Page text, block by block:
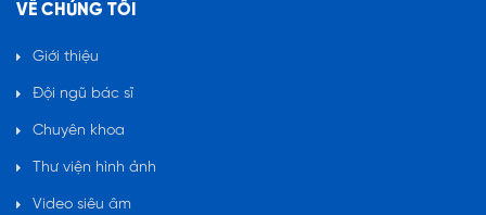
VỀ CHÚNG TÔI
Giới thiệu
Đội ngũ bác sĩ
Chuyên khoa
Thư viện hình ảnh
Video siêu âm